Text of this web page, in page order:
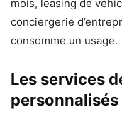
mois, leasing de
conciergerie
consomme un usage.
Les services
personnalisés